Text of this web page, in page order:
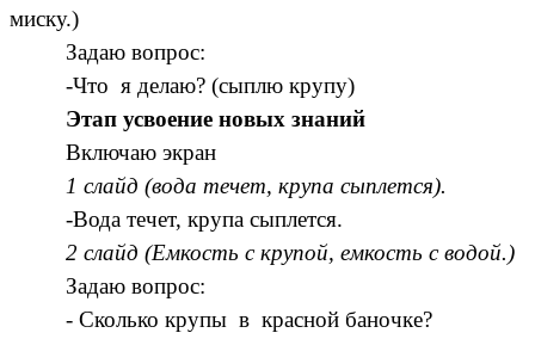
миску.)
Задаю вопрос:
-Что я делаю? (сыплю крупу)
Этап усвоение новых знаний
Включаю экран
1 слайд (вода течет, крупа сыплется).
-Вода течет, крупа сыплется.
2 слайд (Емкость с крупой, емкость с водой.)
Задаю вопрос:
- Сколько крупы в красной баночке?